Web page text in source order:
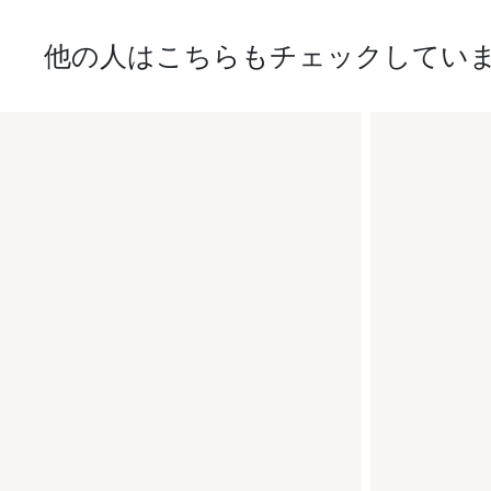
他の人はこちらもチェックしてい